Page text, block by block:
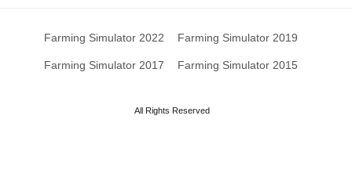
Farming Simulator 2022 Farming Simulator 2019
Farming Simulator 2017 Farming Simulator 2015
All Rights Reserved